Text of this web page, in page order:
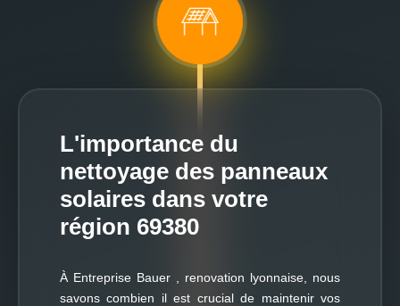
L'importance du
nettoyage des panneaux
solaires dans votre
région 69380
À Entreprise Bauer , renovation lyonnaise, nous
savons combien il est crucial de maintenir vos